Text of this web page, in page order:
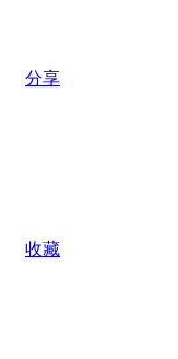
分享
收藏